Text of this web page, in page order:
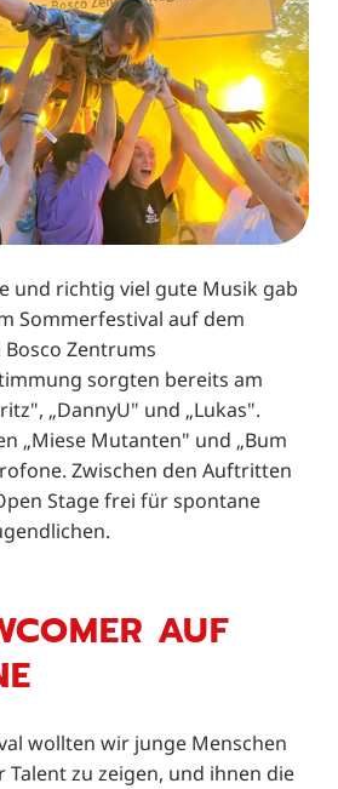
und richtig viel gute Musik gab
Sommerfestival auf dem
Zentrums
sorgten bereits am
„DannyU" und „Lukas".
„Miese Mutanten" und „Bum
Zwischen den Auftritten
Stage frei für spontane
AUF
wollten wir junge Menschen
zu zeigen, und ihnen die